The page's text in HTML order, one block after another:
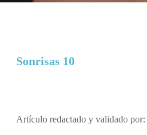
Sonrisas 10
Artículo redactado y validado por: